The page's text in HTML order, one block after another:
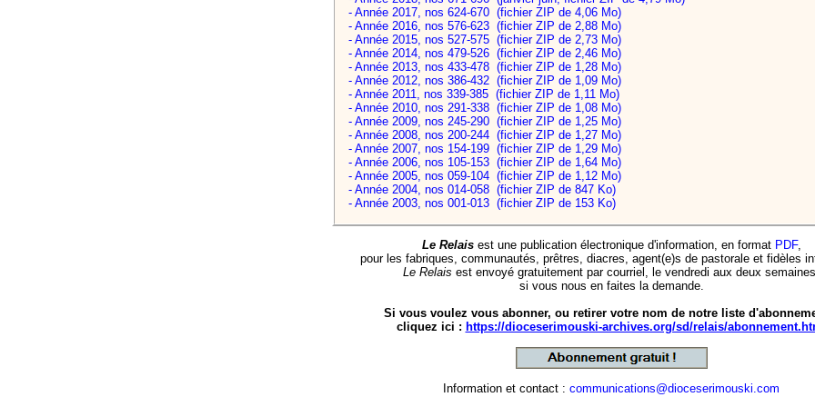
- Année 2017, nos 624-670 (fichier ZIP de 4,06 Mo)
- Année 2016, nos 576-623 (fichier ZIP de 2,88 Mo)
- Année 2015, nos 527-575 (fichier ZIP de 2,73 Mo)
- Année 2014, nos 479-526 (fichier ZIP de 2,46 Mo)
- Année 2013, nos 433-478 (fichier ZIP de 1,28 Mo)
- Année 2012, nos 386-432 (fichier ZIP de 1,09 Mo)
- Année 2011, nos 339-385 (fichier ZIP de 1,11 Mo)
- Année 2010, nos 291-338 (fichier ZIP de 1,08 Mo)
- Année 2009, nos 245-290 (fichier ZIP de 1,25 Mo)
- Année 2008, nos 200-244 (fichier ZIP de 1,27 Mo)
- Année 2007, nos 154-199 (fichier ZIP de 1,29 Mo)
- Année 2006, nos 105-153 (fichier ZIP de 1,64 Mo)
- Année 2005, nos 059-104 (fichier ZIP de 1,12 Mo)
- Année 2004, nos 014-058 (fichier ZIP de 847 Ko)
- Année 2003, nos 001-013 (fichier ZIP de 153 Ko)
Le Relaisest une publication électronique d'information, en format PDF,
pour les fabriques, communautés, prêtres, diacres, agent(e)s de pastorale et fidèles
Le Relais est envoyé gratuitement par courriel, le vendredi aux deux
si vous nous en faites la demande.
Si vous voulez vous abonner, ou retirer votre nom de notre liste
cliquez ici : https://dioceserimouski-archives.org/sd/relais/
Information et contact : communications@dioceserimouski.com